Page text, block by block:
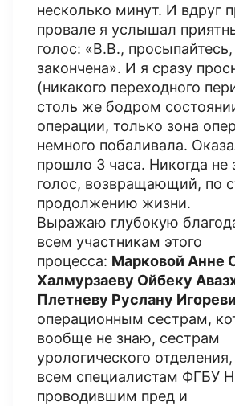
несколько минут. И вдруг
провале я услышал
голос: «В.В.,
закончена». И я сразу
(никакого переходного
столь же бодром
операции, только зона
немного побаливала.
прошло 3 часа. Никогда не
голос, возвращающий, по
продолжению жизни.
Выражаю глубокую
всем участникам этого
процесса: Марковой Анне
Халмурзаеву Ойбеку
Плетневу Руслану
операционным сестрам,
вообще не знаю, сестрам
урологического
всем специалистам ФГБУ
проводившим пред и